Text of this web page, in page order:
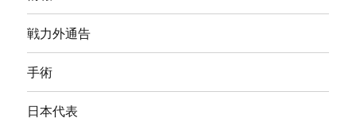
戦力外通告
手術
日本代表